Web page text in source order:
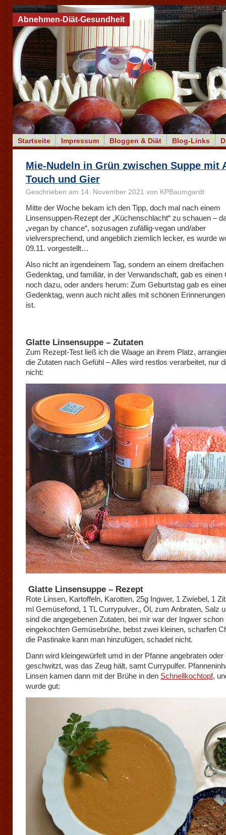
Startseite Impressum Bloggen & Diät Blog-Links
Abnehmen-Diät-Gesundheit
Mie-Nudeln in Grün zwischen Suppe mit
Touch und Gier
Geschrieben am 14. November 2021 von KPBaumgardt
Mitte der Woche bekam ich den Tipp, doch mal nach einem
Linsensuppen-Rezept der „Küchenschlacht“ zu schauen –
„vegan by chance“, sozusagen zufällig-vegan und/aber
vielversprechend, und angeblich ziemlich lecker, es wurde
09.11. vorgestellt…
Also nicht an irgendeinem Tag, sondern an einem dreifachen
Gedenktag, und familiär, in der Verwandschaft, gab es einen
noch dazu, oder anders herum: Zum Geburtstag gab es
Gedenktag, wenn auch nicht alles mit schönen
ist.
Glatte Linsensuppe – Zutaten
Zum Rezept-Test ließ ich die Waage an ihrem Platz,
die Zutaten nach Gefühl – Alles wird restlos verarbeitet, nur
nicht:
Glatte Linsensuppe – Rezept
Rote Linsen, Kartoffeln, Karotten, 25g Ingwer, 1 Zwiebel, 1
ml Gemüsefond, 1 TL Currypulver., Öl, zum Anbraten, Salz
sind die angegebenen Zutaten, bei mir war der Ingwer schon
eingekochten Gemüsebrühe, bebst zwei kleinen, scharfen
die Pastinake kann man hinzufügen, schadet nicht.
Dann wird kleingewürfelt umd in der Pfanne angebraten oder
geschwitzt, was das Zeug hält, samt Currypulfer.
Linsen kamen dann mit der Brühe in den Schnellkochtopf,
wurde gut: